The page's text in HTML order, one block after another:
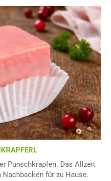
Punschkrapfen. Das Allzeit
für zu Hause.